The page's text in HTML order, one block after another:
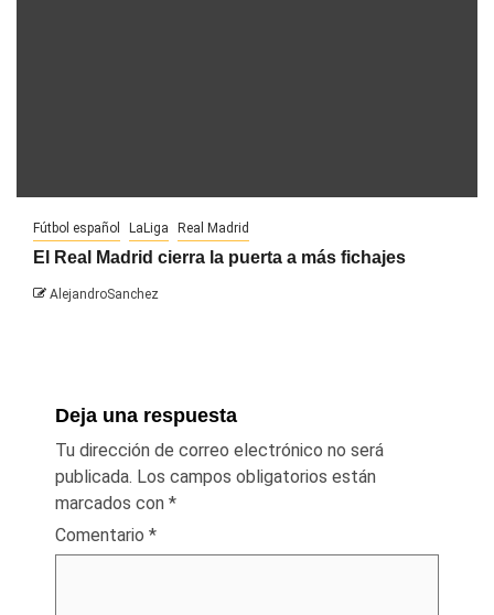
Fútbol español LaLiga Real Madrid
El Real Madrid cierra la puerta a más fichajes
AlejandroSanchez
Deja una respuesta
Tu dirección de correo electrónico no será
publicada. Los campos obligatorios están
marcados con *
Comentario *